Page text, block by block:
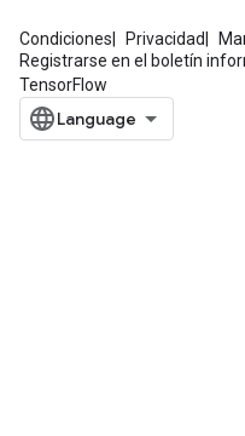
Condiciones Privacidad
Registrarse en el boletín
TensorFlow